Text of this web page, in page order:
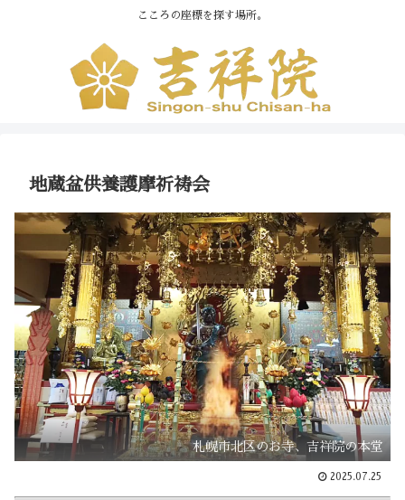
こころの座標を探す場所。
地蔵盆供養護摩祈祷会
札幌市北区のお寺、吉祥院の本堂
2025.07.25